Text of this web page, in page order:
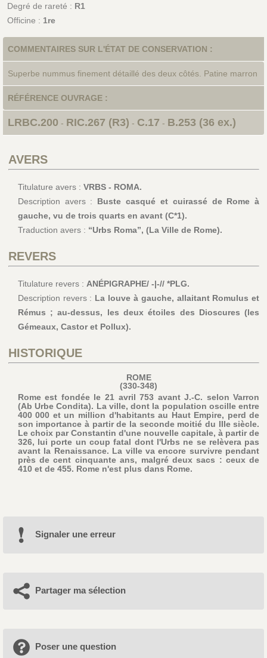
Degré de rareté : R1
Officine : 1re
COMMENTAIRES SUR L'ÉTAT DE CONSERVATION :
Superbe nummus finement détaillé des deux côtés. Patine marron
RÉFÉRENCE OUVRAGE :
LRBC.200 - RIC.267 (R3) - C.17 - B.253 (36 ex.)
AVERS
Titulature avers : VRBS - ROMA.
Description avers : Buste casqué et cuirassé de Rome à
gauche, vu de trois quarts en avant (C*1).
Traduction avers : “Urbs Roma”, (La Ville de Rome).
REVERS
Titulature revers : ANÉPIGRAPHE/ -|-// *PLG.
Description revers : La louve à gauche, allaitant Romulus et
Rémus ; au-dessus, les deux étoiles des Dioscures (les
Gémeaux, Castor et Pollux).
HISTORIQUE
ROME
(330-348)
Rome est fondée le 21 avril 753 avant J.-C. selon Varron
(Ab Urbe Condita). La ville, dont la population oscille entre
400 000 et un million d'habitants au Haut Empire, perd de
son importance à partir de la seconde moitié du IIIe siècle.
Le choix par Constantin d'une nouvelle capitale, à partir de
326, lui porte un coup fatal dont l'Urbs ne se relèvera pas
avant la Renaissance. La ville va encore survivre pendant
près de cent cinquante ans, malgré deux sacs : ceux de
410 et de 455. Rome n'est plus dans Rome.
Signaler une erreur
Partager ma sélection
Poser une question